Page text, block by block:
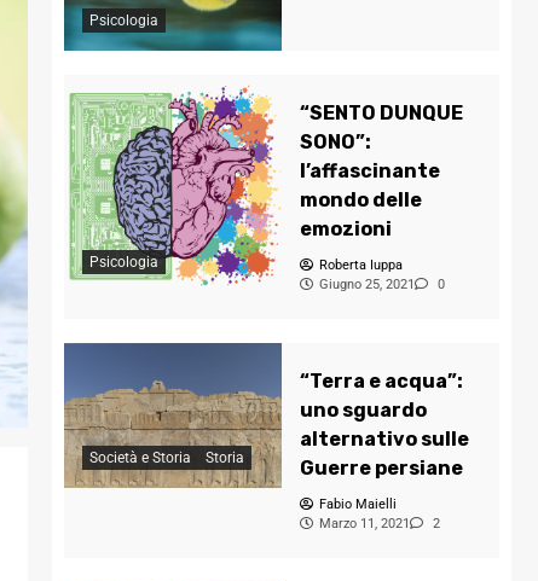
Psicologia
Psicologia
“SENTO DUNQUE
SONO”:
l’affascinante
mondo delle
emozioni
Roberta Iuppa
Giugno 25, 2021
0
Società e Storia Storia
“Terra e acqua”:
uno sguardo
alternativo sulle
Guerre persiane
Fabio Maielli
Marzo 11, 2021
2